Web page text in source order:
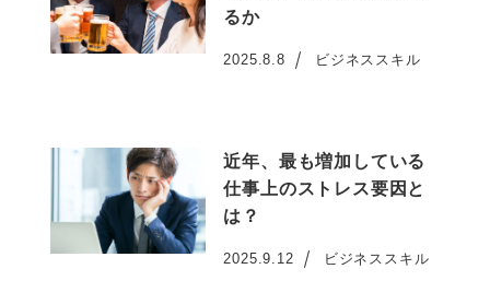
るか
投稿日
2025.8.8 ビジネススキル
近年、最も増加している
仕事上のストレス要因と
は？
投稿日
2025.9.12 ビジネススキル